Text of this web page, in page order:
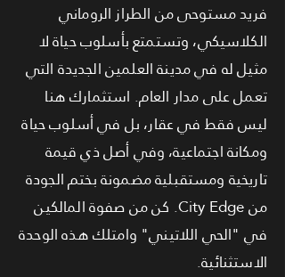
فريد مستوحى من الطراز الروماني
الكلاسيكي، وتستمتع بأسلوب حياة لا
مثيل له في مدينة العلمين الجديدة التي
تعمل على مدار العام. استثمارك هنا
ليس فقط في عقار، بل في أسلوب حياة
ومكانة اجتماعية، وفي أصل ذي قيمة
تاريخية ومستقبلية مضمونة بختم الجودة
من City Edge. كن من صفوة المالكين
في "الحي اللاتيني" وامتلك هذه الوحدة
الاستثنائية.